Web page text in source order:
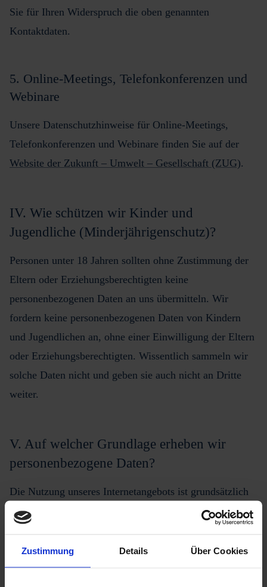
Zustimmung Details Über Cookies
Sie für Ihren Widerspruch die oben genannten
Kontaktdaten.
5. Online-Meetings, Telefonkonferenzen und
Webinare
Unsere Datenschutzhinweise für Online-Meetings,
Telefonkonferenzen und Webinare finden Sie auf der
Website der Zukunft – Umwelt – Gesellschaft (ZUG).
IV. Wie schützen wir Kinder und
Jugendliche (Minderjährigenschutz)?
Personen unter 18 Jahren sollten ohne Zustimmung der
Eltern oder Erziehungsberechtigten keine
personenbezogenen Daten an uns übermitteln. Wir
fordern keine personenbezogenen Daten von Kindern
und Jugendlichen an, ohne einer Einwilligung der Eltern
oder Erziehungsberechtigten. Wissentlich sammeln wir
solche Daten nicht und geben sie auch nicht an Dritte
weiter.
V. Auf welcher Grundlage erheben wir
personenbezogene Daten?
Die Nutzung unseres Internetangebots ist grundsätzlich
ohne Bekanntgabe personenbezogener Informationen
Daten von Ihnen erheben, erfolgt dies ausschließlich mit
Ihrer jederzeit widerruflichen Einwilligung.